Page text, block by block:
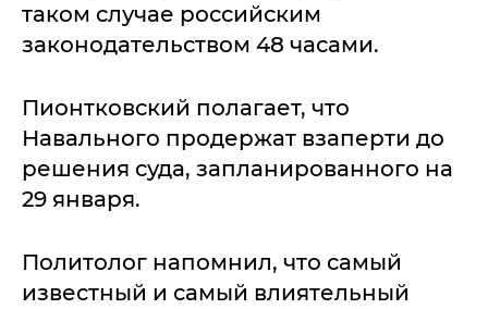
таком случае российским
законодательством 48 часами.
Пионтковский полагает, что
Навального продержат взаперти до
решения суда, запланированного на
29 января.
Политолог напомнил, что самый
известный и самый влиятельный